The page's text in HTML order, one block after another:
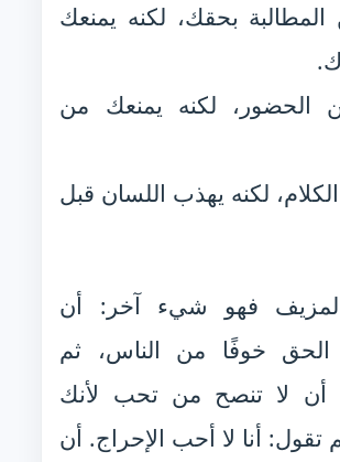
بحقك، لكنه يمنعك
الحضور، لكنه يمنعك من
لكنه يهذب اللسان قبل
المزيف فهو شيء آخر: أن
خوفًا من الناس، ثم
أن لا تنصح من تحب لأنك
تقول: أنا لا أحب الإحراج. أن